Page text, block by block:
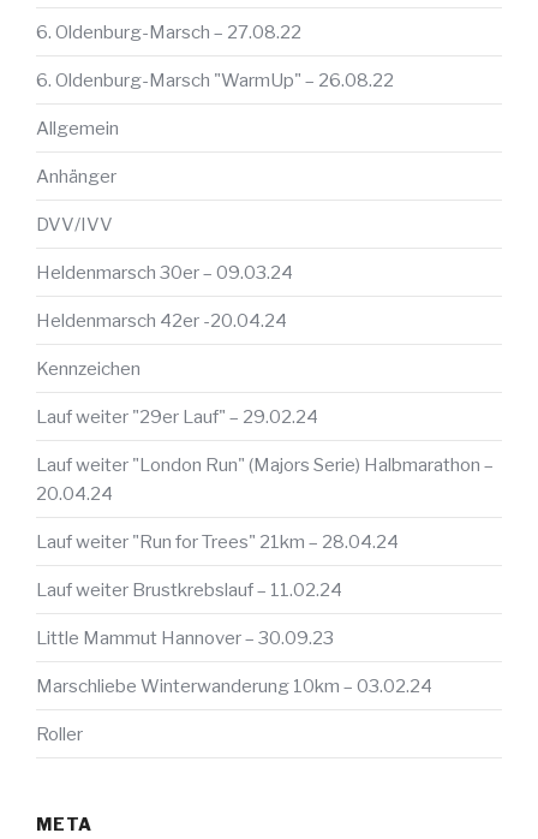
6. Oldenburg-Marsch – 27.08.22
6. Oldenburg-Marsch "WarmUp" – 26.08.22
Allgemein
Anhänger
DVV/IVV
Heldenmarsch 30er – 09.03.24
Heldenmarsch 42er -20.04.24
Kennzeichen
Lauf weiter "29er Lauf" – 29.02.24
Lauf weiter "London Run" (Majors Serie) Halbmarathon –
20.04.24
Lauf weiter "Run for Trees" 21km – 28.04.24
Lauf weiter Brustkrebslauf – 11.02.24
Little Mammut Hannover – 30.09.23
Marschliebe Winterwanderung 10km – 03.02.24
Roller
META